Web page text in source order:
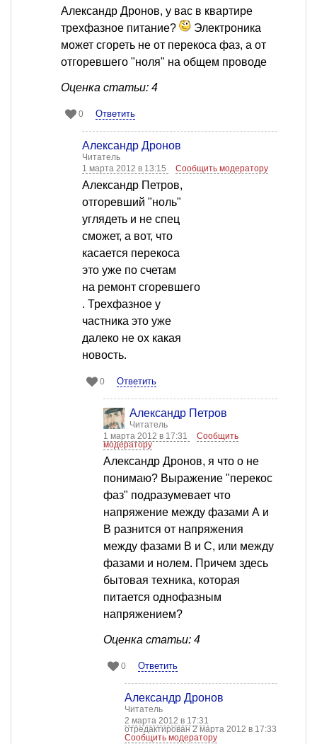
Александр Дронов, у вас в квартире
трехфазное питание?
Электроника
может сгореть не от перекоса фаз, а от
отгоревшего "ноля" на общем проводе
Оценка статьи: 4
0 Ответить
Александр Дронов
Читатель
1 марта 2012 в 13:15
Сообщить модератору
Александр Петров,
отгоревший "ноль"
углядеть и не спец
сможет, а вот, что
касается перекоса
это уже по счетам
на ремонт сгоревшего
. Трехфазное у
частника это уже
далеко не ох какая
новость.
0 Ответить
Александр Петров
Читатель
1 марта 2012 в 17:31
Сообщить
модератору
Александр Дронов, я что о не
понимаю? Выражение "перекос
фаз" подразумевает что
напряжение между фазами А и
В разнится от напряжения
между фазами В и С, или между
фазами и нолем. Причем здесь
бытовая техника, которая
питается однофазным
напряжением?
Оценка статьи: 4
0 Ответить
Александр Дронов
Читатель
2 марта 2012 в 17:31
отредактирован 2 марта 2012 в 17:33
Сообщить модератору